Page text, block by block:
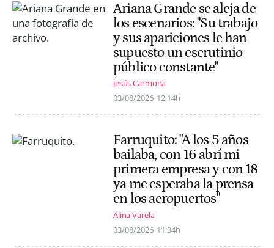
Ariana Grande se aleja de
los escenarios: "Su trabajo
y sus apariciones le han
supuesto un escrutinio
público constante"
Jesús Carmona
03/08/2026 12:14h
Farruquito: "A los 5 años
bailaba, con 16 abrí mi
primera empresa y con 18
ya me esperaba la prensa
en los aeropuertos"
Alina Varela
03/08/2026 11:34h